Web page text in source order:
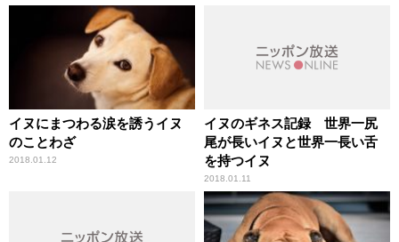
イヌにまつわる涙を誘うイヌ
のことわざ
2018.01.12
イヌのギネス記録 世界一尻
尾が長いイヌと世界一長い舌
を持つイヌ
2018.01.11